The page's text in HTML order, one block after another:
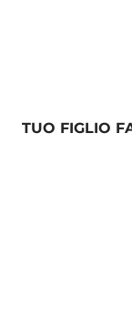
TUO FIGLIO